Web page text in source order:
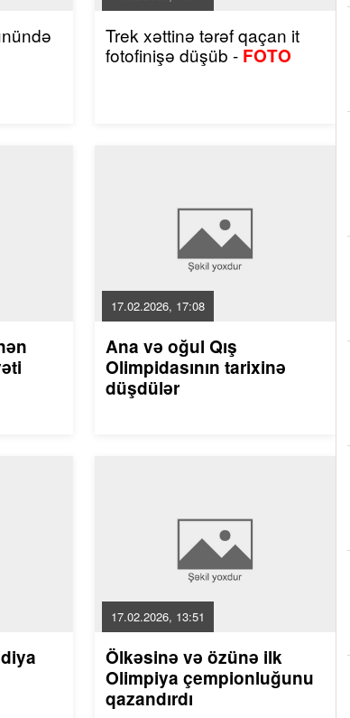
Trek xəttinə tərəf qaçan it
fotofinişə düşüb - FOTO
17.02.2026, 17:08
Ana və oğul Qış
Olimpidasının tarixinə
düşdülər
17.02.2026, 13:51
Ölkəsinə və özünə ilk
Olimpiya çempionluğunu
qazandırdı